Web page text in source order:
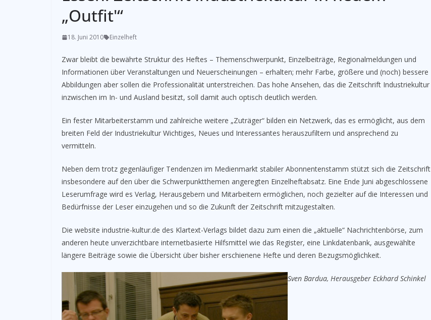
„Outfit'“
18. Juni 2010 Einzelheft
­­Zwar bleibt die bewährte Struktur des Heftes – Themenschwerpunkt, Einzelbeiträge, Regionalmeldungen und
Informationen über Veranstaltungen und Neuerscheinungen – erhalten; mehr Farbe, größere und (noch) bessere
Abbildungen aber sollen die Professionalität unterstreichen. Das hohe Ansehen, das die Zeitschrift Industriekultur
inzwischen im In- und Ausland besitzt, soll damit auch optisch deutlich werden.­
Ein fester Mitarbeiterstamm und zahlreiche weitere „Zuträger“ bilden ein Netzwerk, das es ermöglicht, aus dem
breiten Feld der Industriekultur Wichtiges, Neues und Interessantes herauszufiltern und ansprechend zu
vermitteln.
Neben dem trotz gegenläufiger Tendenzen im Medienmarkt stabiler Abonnentenstamm stützt sich die Zeitschrift
insbesondere auf den über die Schwerpunktthemen angeregten Einzelheftabsatz. Eine Ende Juni abgeschlossene
Leserumfrage wird es Verlag, Herausgebern und Mitarbeitern ermöglichen, noch gezielter auf die Interessen und
Bedürfnisse der Leser einzugehen und so die Zukunft der Zeitschrift mitzugestalten.
Die website industrie-kultur.de des Klartext-Verlags bildet dazu zum einen die „aktuelle“ Nachrichtenbörse, zum
anderen heute unverzichtbare internetbasierte Hilfsmittel wie das Register, eine Linkdatenbank, ausgewählte
längere Beiträge sowie die Übersicht über bisher erschienene Hefte und deren Bezugsmöglichkeit.
Sven Bardua, Herausgeber Eckhard Schinkel